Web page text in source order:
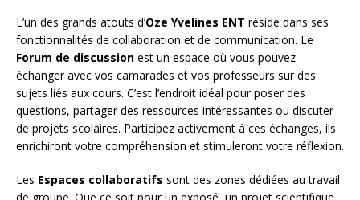
L’un des grands atouts d’Oze Yvelines ENT réside dans ses
fonctionnalités de collaboration et de communication. Le
Forum de discussion est un espace où vous pouvez
échanger avec vos camarades et vos professeurs sur des
sujets liés aux cours. C’est l’endroit idéal pour poser des
questions, partager des ressources intéressantes ou discuter
de projets scolaires. Participez activement à ces échanges, ils
enrichiront votre compréhension et stimuleront votre réflexion.
Les Espaces collaboratifs sont des zones dédiées au travail